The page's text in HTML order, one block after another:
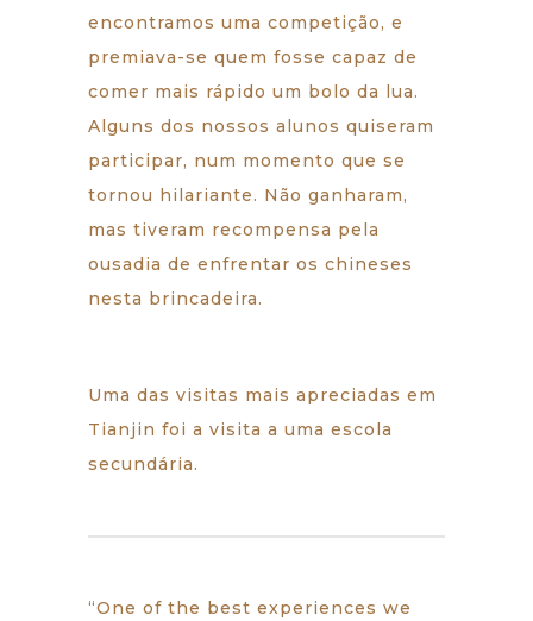
encontramos uma competição, e
premiava-se quem fosse capaz de
comer mais rápido um bolo da lua.
Alguns dos nossos alunos quiseram
participar, num momento que se
tornou hilariante. Não ganharam,
mas tiveram recompensa pela
ousadia de enfrentar os chineses
nesta brincadeira.
Uma das visitas mais apreciadas em
Tianjin foi a visita a uma escola
secundária.
“One of the best experiences we